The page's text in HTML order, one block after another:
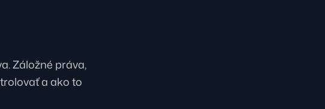
Záložné práva,
a ako to